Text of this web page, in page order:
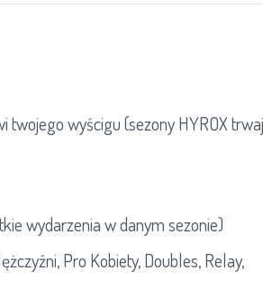
twojego wyścigu (sezony HYROX
wydarzenia w danym sezonie)
Pro Kobiety, Doubles, Relay,